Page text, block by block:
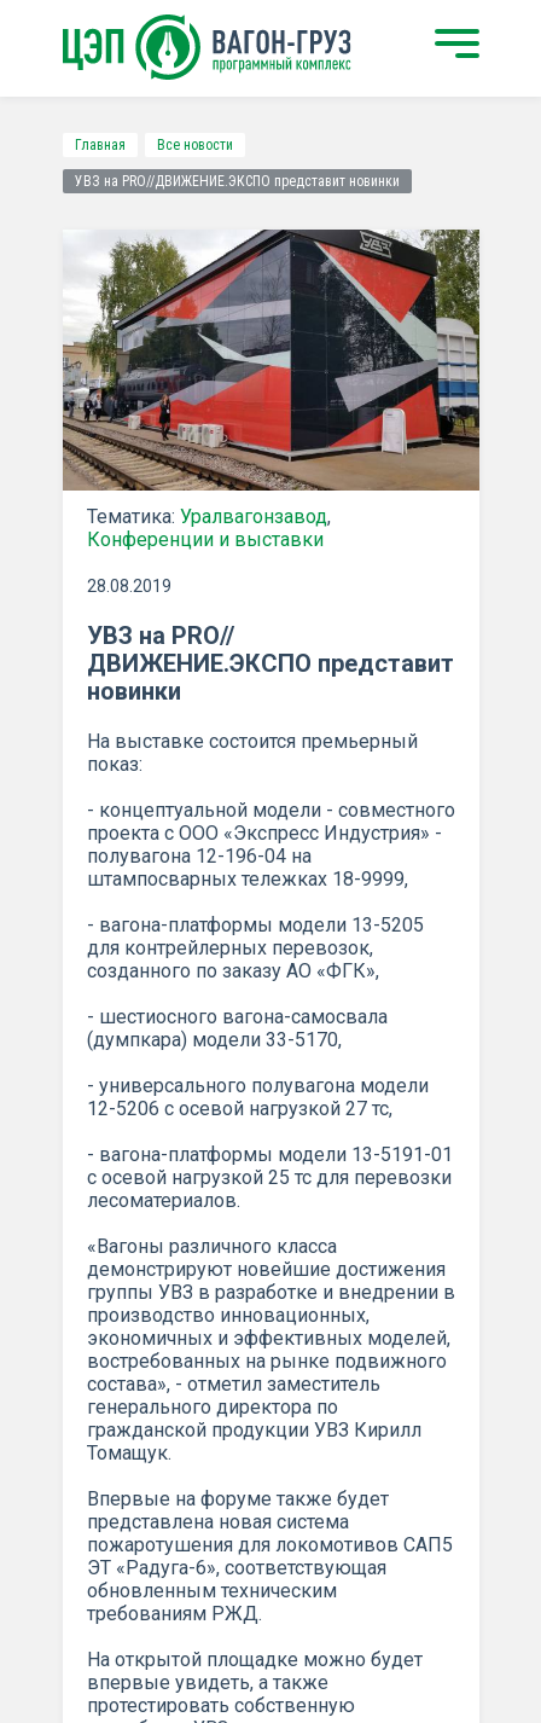
Главная Все новости
УВЗ на PRO//ДВИЖЕНИЕ.ЭКСПО представит новинки
Тематика: Уралвагонзавод,
Конференции и выставки
28.08.2019
УВЗ на PRO//
ДВИЖЕНИЕ.ЭКСПО представит
новинки
На выставке состоится премьерный
показ:
- концептуальной модели - совместного
проекта с ООО «Экспресс Индустрия» -
полувагона 12-196-04 на
штампосварных тележках 18-9999,
- вагона-платформы модели 13-5205
для контрейлерных перевозок,
созданного по заказу АО «ФГК»,
- шестиосного вагона-самосвала
(думпкара) модели 33-5170,
- универсального полувагона модели
12-5206 с осевой нагрузкой 27 тс,
- вагона-платформы модели 13-5191-01
с осевой нагрузкой 25 тс для перевозки
лесоматериалов.
«Вагоны различного класса
демонстрируют новейшие достижения
группы УВЗ в разработке и внедрении в
производство инновационных,
экономичных и эффективных моделей,
востребованных на рынке подвижного
состава», - отметил заместитель
генерального директора по
гражданской продукции УВЗ Кирилл
Томащук.
Впервые на форуме также будет
представлена новая система
пожаротушения для локомотивов САП5
ЭТ «Радуга-6», соответствующая
обновленным техническим
требованиям РЖД.
На открытой площадке можно будет
впервые увидеть, а также
протестировать собственную